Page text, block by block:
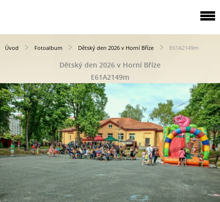
Úvod Fotoalbum Dětský den 2026 v Horní Bříze E61A2149m
Dětský den 2026 v Horní Bříze
E61A2149m